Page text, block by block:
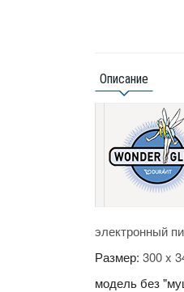
Описание
электронный
Размер: 300 x
модель без